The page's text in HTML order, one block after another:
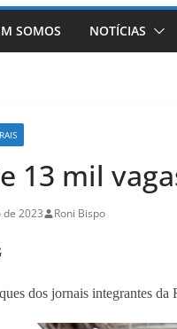
SOMOS NOTÍCIAS
13 mil
2023 Roni Bispo
dos jornais integrantes